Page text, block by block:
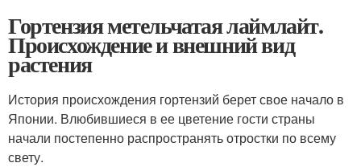
Гортензия метельчатая лаймлайт.
Происхождение и внешний вид
растения
История происхождения гортензий берет свое начало в
Японии. Влюбившиеся в ее цветение гости страны
начали постепенно распространять отростки по всему
свету.